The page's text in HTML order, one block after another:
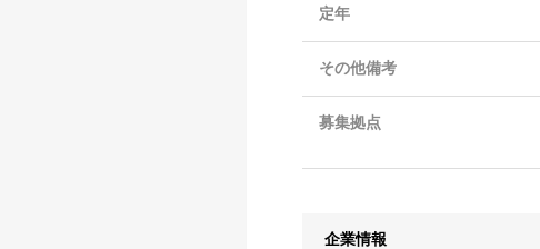
定年
その他備考
募集拠点
企業情報